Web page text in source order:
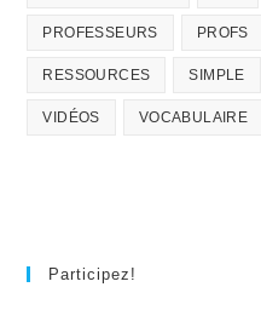
PROFESSEURS PROFS
RESSOURCES SIMPLE
VIDÉOS VOCABULAIRE
Participez!